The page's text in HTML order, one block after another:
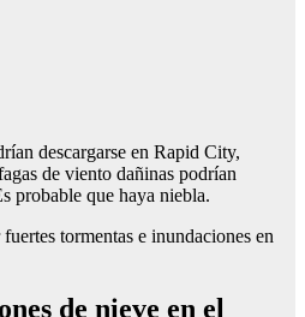
descargarse en Rapid City,
de viento dañinas podrían
probable que haya niebla.
tormentas e inundaciones en
de nieve en el